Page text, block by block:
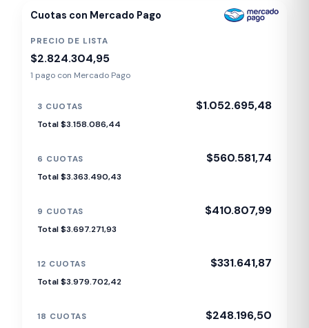
Cuotas con Mercado Pago
PRECIO DE LISTA
$2.824.304,95
1 pago con Mercado Pago
3 CUOTAS $1.052.695,48
Total $3.158.086,44
6 CUOTAS $560.581,74
Total $3.363.490,43
9 CUOTAS $410.807,99
Total $3.697.271,93
12 CUOTAS $331.641,87
Total $3.979.702,42
18 CUOTAS $248.196,50